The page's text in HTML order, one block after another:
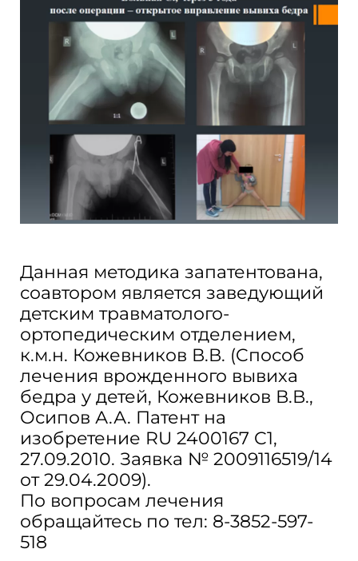
Данная методика запатентована,
соавтором является заведующий
детским травматолого-
ортопедическим отделением,
к.м.н. Кожевников В.В. (Cпособ
лечения врожденного вывиха
бедра у детей, Кожевников В.В.,
Осипов А.А. Патент на
изобретение RU 2400167 C1,
27.09.2010. Заявка № 2009116519/14
от 29.04.2009).
По вопросам лечения
обращайтесь по тел: 8-3852-597-
518